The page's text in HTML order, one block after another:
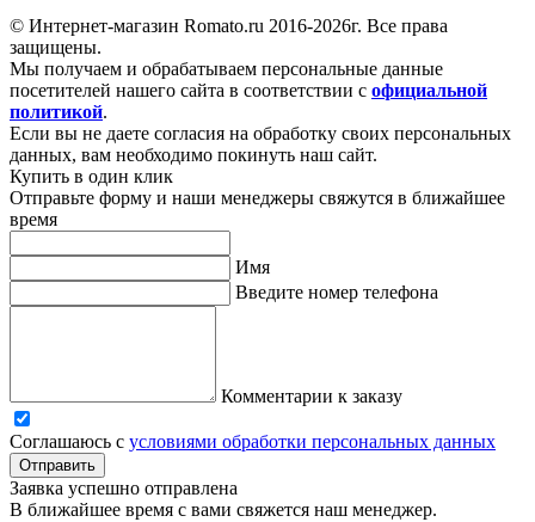
© Интернет-магазин Romato.ru 2016-2026г. Все права
защищены.
Мы получаем и обрабатываем персональные данные
посетителей нашего сайта в соответствии с официальной
политикой.
Если вы не даете согласия на обработку своих персональных
данных, вам необходимо покинуть наш сайт.
Купить в один клик
Отправьте форму и наши менеджеры свяжутся в ближайшее
время
Имя
Введите номер телефона
Комментарии к заказу
Соглашаюсь с условиями обработки персональных данных
Отправить
Заявка успешно отправлена
В ближайшее время с вами свяжется наш менеджер.